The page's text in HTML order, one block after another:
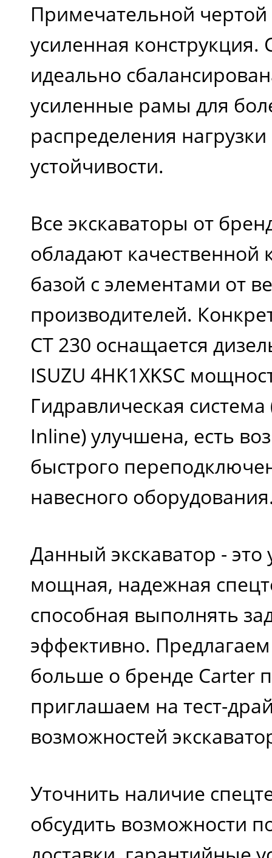
Примечательной чертой
усиленная конструкция.
идеально
усиленные рамы для
распределения
устойчивости.
Все экскаваторы от
обладают качественной
базой с элементами от
производителей.
CT 230 оснащается
ISUZU 4HK1XKSC
Гидравлическая
Inline) улучшена, есть
быстрого
навесного
Данный экскаватор - это
мощная, надежная
способная выполнять
эффективно.
больше о бренде Carter
приглашаем на тест-
возможностей
Уточнить наличие
обсудить возможности